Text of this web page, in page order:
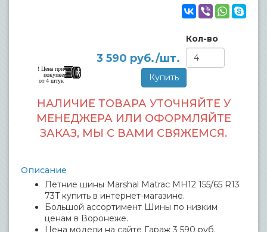
! Цена при
покупке
от 4 штук
3 590 руб./шт.
Кол-во
НАЛИЧИЕ ТОВАРА УТОЧНЯЙТЕ У
МЕНЕДЖЕРА ИЛИ ОФОРМЛЯЙТЕ
ЗАКАЗ, МЫ С ВАМИ СВЯЖЕМСЯ.
Описание
Летние шины Marshal Matrac MH12 155/65 R13
73T купить в интернет-магазине.
Большой ассортимент Шины по низким
ценам в Воронеже.
Цена модели на сайте Гараж 3 590 руб.